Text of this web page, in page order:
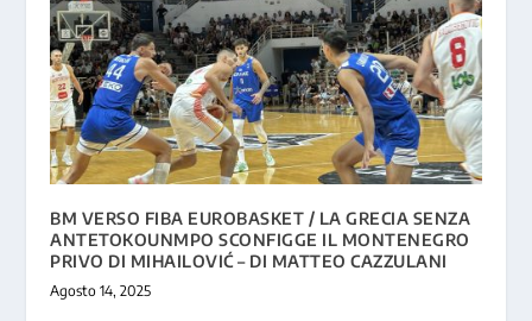
BM VERSO FIBA EUROBASKET / LA GRECIA SENZA
ANTETOKOUNMPO SCONFIGGE IL MONTENEGRO
PRIVO DI MIHAILOVIĆ – DI MATTEO CAZZULANI
Agosto 14, 2025